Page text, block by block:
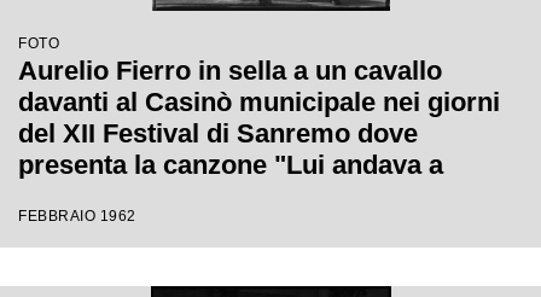
FOTO
Aurelio Fierro in sella a un cavallo
davanti al Casinò municipale nei giorni
del XII Festival di Sanremo dove
presenta la canzone "Lui andava a
FEBBRAIO 1962